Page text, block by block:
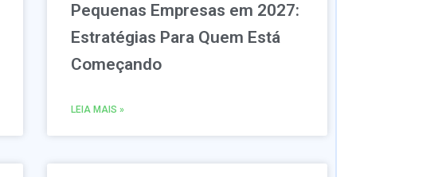
Pequenas Empresas em 2027:
Estratégias Para Quem Está
Começando
LEIA MAIS »